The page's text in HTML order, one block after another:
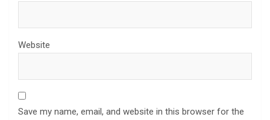
Website
Save my name, email, and website in this browser for the